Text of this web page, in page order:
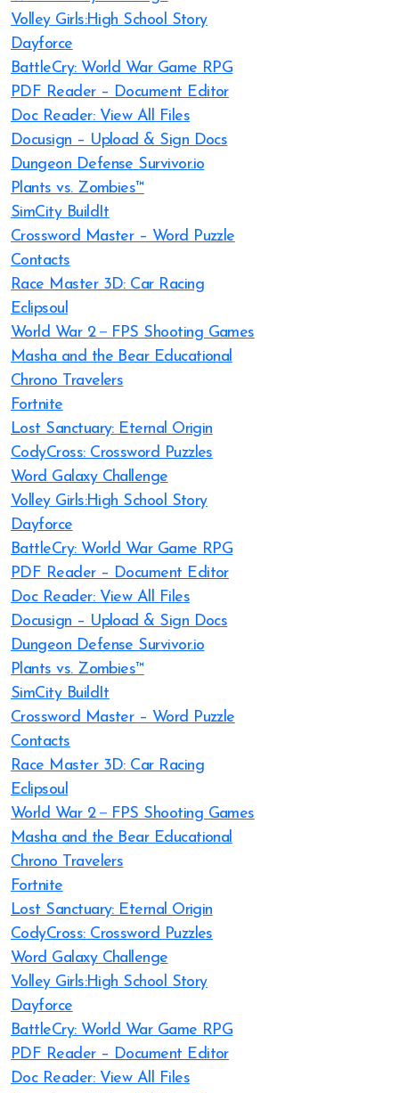
Volley Girls:High School Story
Dayforce
BattleCry: World War Game RPG
PDF Reader – Document Editor
Doc Reader: View All Files
Docusign – Upload & Sign Docs
Dungeon Defense Survivor.io
Plants vs. Zombies™
SimCity BuildIt
Crossword Master – Word Puzzle
Contacts
Race Master 3D: Car Racing
Eclipsoul
World War 2－FPS Shooting Games
Masha and the Bear Educational
Chrono Travelers
Fortnite
Lost Sanctuary: Eternal Origin
CodyCross: Crossword Puzzles
Word Galaxy Challenge
Volley Girls:High School Story
Dayforce
BattleCry: World War Game RPG
PDF Reader – Document Editor
Doc Reader: View All Files
Docusign – Upload & Sign Docs
Dungeon Defense Survivor.io
Plants vs. Zombies™
SimCity BuildIt
Crossword Master – Word Puzzle
Contacts
Race Master 3D: Car Racing
Eclipsoul
World War 2－FPS Shooting Games
Masha and the Bear Educational
Chrono Travelers
Fortnite
Lost Sanctuary: Eternal Origin
CodyCross: Crossword Puzzles
Word Galaxy Challenge
Volley Girls:High School Story
Dayforce
BattleCry: World War Game RPG
PDF Reader – Document Editor
Doc Reader: View All Files